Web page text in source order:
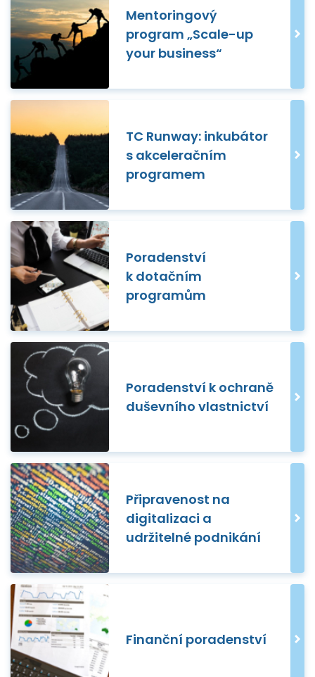
Mentoringový
program „Scale-up
your business“
TC Runway: inkubátor
s akceleračním
programem
Poradenství
k dotačním
programům
Poradenství k ochraně
duševního vlastnictví
Připravenost na
digitalizaci a
udržitelné podnikání
Finanční poradenství